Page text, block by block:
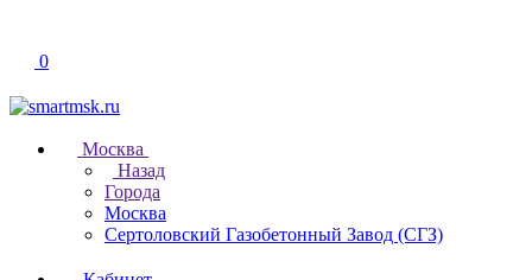
0
Москва
Назад
Города
Москва
Сертоловский Газобетонный Завод (СГЗ)